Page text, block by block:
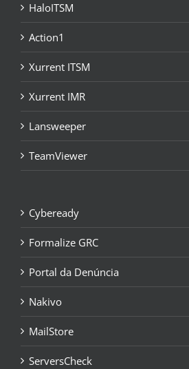
HaloITSM
Action1
Xurrent ITSM
Xurrent IMR
Lansweeper
TeamViewer
Cybeready
Formalize GRC
Portal da Denúncia
Nakivo
MailStore
ServersCheck